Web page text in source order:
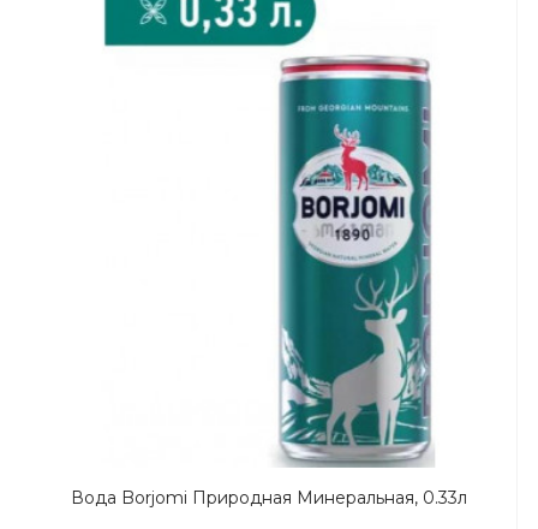
Вода Borjomi Природная Минеральная, 0.33л